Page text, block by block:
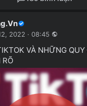
2022 · 08:45
VÀ NHỮNG
RÕ